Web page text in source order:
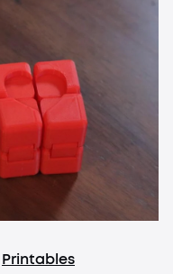
Printables